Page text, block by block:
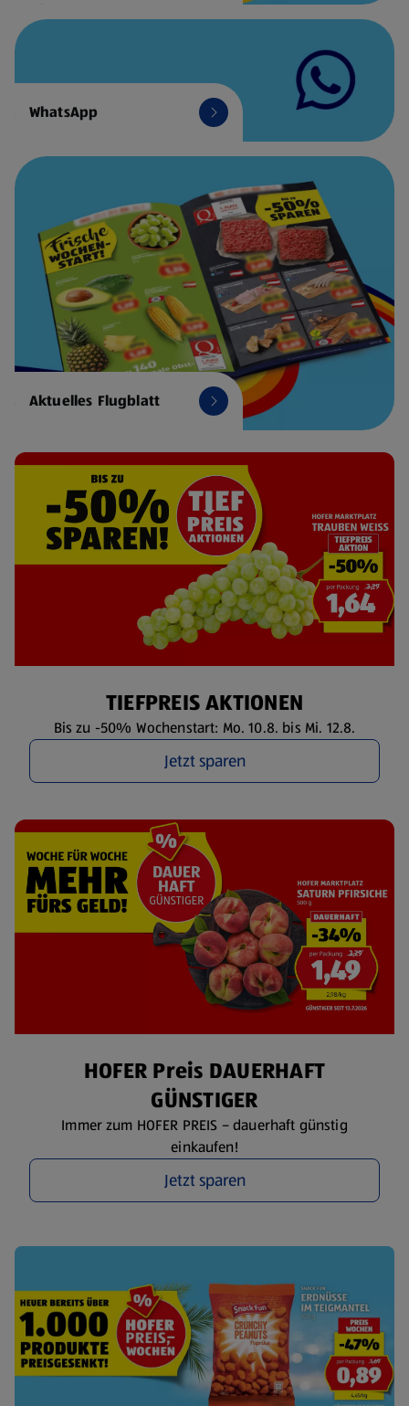
WhatsApp
Aktuelles Flugblatt
TIEFPREIS AKTIONEN
Bis zu -50% Wochenstart: Mo. 10.8. bis Mi. 12.8.
Jetzt sparen
HOFER Preis DAUERHAFT
GÜNSTIGER
Immer zum HOFER PREIS – dauerhaft günstig
einkaufen!
Jetzt sparen